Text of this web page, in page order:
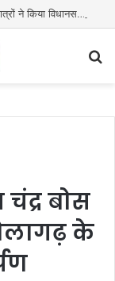
झारखंड छात्र आंदोलन ने बढ़ाई सरकार की मुश्किलें, छात्रों ने किया विधानसभा घेराव का ऐलान
बोस
के